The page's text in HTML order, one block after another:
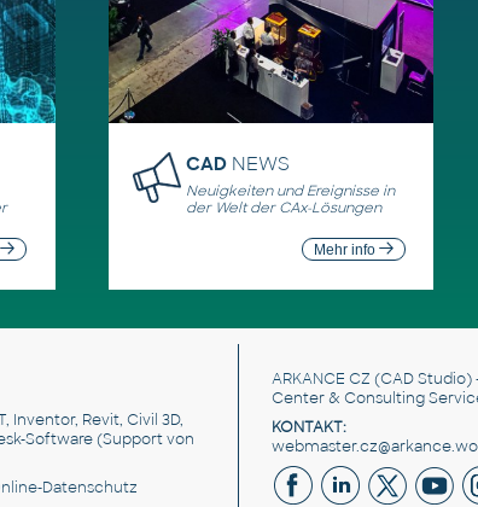
CAD NEWS
Neuigkeiten und Ereignisse in
der Welt der CAx-Lösungen
Mehr info
Inventor, Revit, Civil 3D,
Software (Support von
Datenschutz
ARKANCE CZ (CAD Studio)
Center & Consulting
KONTAKT: